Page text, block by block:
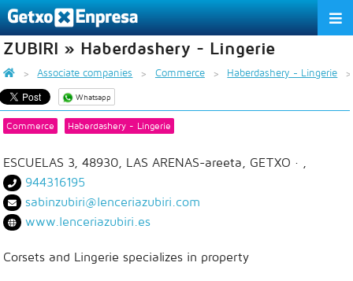
THE ASSOCIATION
SERVICES
ACTIVITIES
ASSOCIATE COMPANIES
APPRECIATION TO THE PARTNER
EU ES EN
ZUBIRI » Haberdashery - Lingerie
Associate companies Commerce Haberdashery - Lingerie
Whatsapp
Commerce Haberdashery - Lingerie
ESCUELAS 3, 48930, LAS ARENAS-areeta, GETXO · ,
944316195
sabinzubiri@lenceriazubiri.com
www.lenceriazubiri.es
Corsets and Lingerie specializes in property